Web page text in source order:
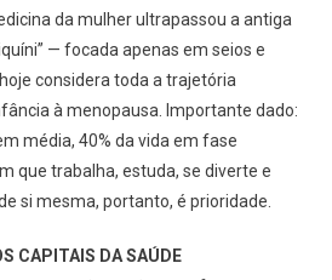
da mulher ultrapassou a antiga
— focada apenas em seios e
considera toda a trajetória
à menopausa. Importante dado:
média, 40% da vida em fase
que trabalha, estuda, se diverte e
si mesma, portanto, é prioridade.
CAPITAIS DA SAÚDE